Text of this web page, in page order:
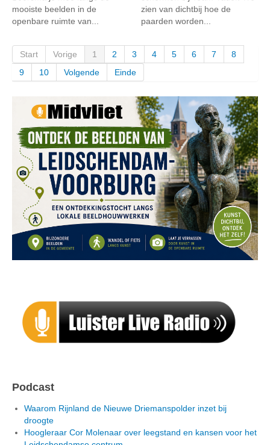
mooiste beelden in de
openbare ruimte van...
zien van dichtbij hoe de
paarden worden...
Start Vorige 1 2 3 4 5 6 7
8
9
10 Volgende Einde
Podcast
Waarom Rijnland de Nieuwe Driemanspolder inzet bij
droogte
Hoogleraar Cor Molenaar over leegstand en kansen voor het